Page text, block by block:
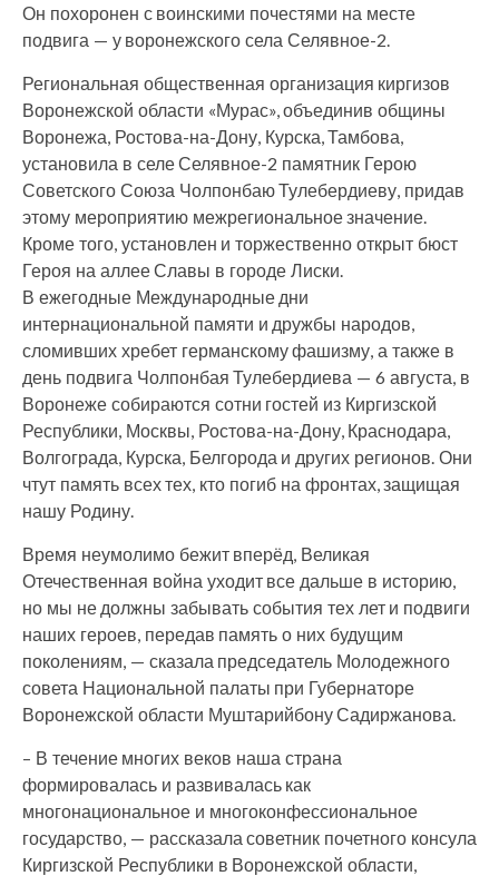
Он похоронен с воинскими почестями на месте
подвига — у воронежского села Селявное-2.
Региональная общественная организация киргизов
Воронежской области «Мурас», объединив общины
Воронежа, Ростова-на-Дону, Курска, Тамбова,
установила в селе Селявное-2 памятник Герою
Советского Союза Чолпонбаю Тулебердиеву, придав
этому мероприятию межрегиональное значение.
Кроме того, установлен и торжественно открыт бюст
Героя на аллее Славы в городе Лиски.
В ежегодные Международные дни
интернациональной памяти и дружбы народов,
сломивших хребет германскому фашизму, а также в
день подвига Чолпонбая Тулебердиева — 6 августа, в
Воронеже собираются сотни гостей из Киргизской
Республики, Москвы, Ростова-на-Дону, Краснодара,
Волгограда, Курска, Белгорода и других регионов. Они
чтут память всех тех, кто погиб на фронтах, защищая
нашу Родину.
Время неумолимо бежит вперёд, Великая
Отечественная война уходит все дальше в историю,
но мы не должны забывать события тех лет и подвиги
наших героев, передав память о них будущим
поколениям, — сказала председатель Молодежного
совета Национальной палаты при Губернаторе
Воронежской области Муштарийбону Садиржанова.
– В течение многих веков наша страна
формировалась и развивалась как
многонациональное и многоконфессиональное
государство, — рассказала советник почетного консула
Киргизской Республики в Воронежской области,